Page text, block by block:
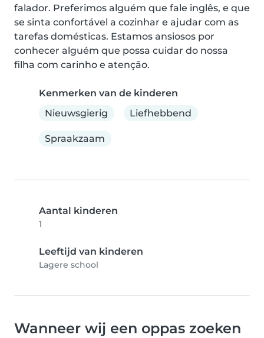
falador. Preferimos alguém que fale inglês, e que
se sinta confortável a cozinhar e ajudar com as
tarefas domésticas. Estamos ansiosos por
conhecer alguém que possa cuidar do nossa
filha com carinho e atenção.
Kenmerken van de kinderen
Nieuwsgierig
Liefhebbend
Spraakzaam
Aantal kinderen
1
Leeftijd van kinderen
Lagere school
Wanneer wij een oppas zoeken